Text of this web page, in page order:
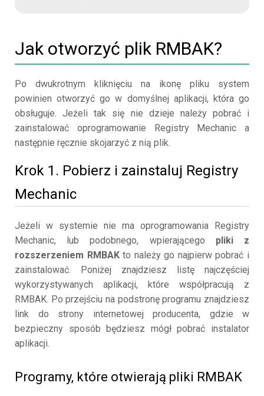
Jak otworzyć plik RMBAK?
Po dwukrotnym kliknięciu na ikonę pliku system
powinien otworzyć go w domyślnej aplikacji, która go
obsługuje. Jeżeli tak się nie dzieje należy pobrać i
zainstalować oprogramowanie Registry Mechanic a
następnie ręcznie skojarzyć z nią plik.
Krok 1. Pobierz i zainstaluj Registry
Mechanic
Jeżeli w systemie nie ma oprogramowania Registry
Mechanic, lub podobnego, wpierającego pliki z
rozszerzeniem RMBAKto należy go najpierw pobrać i
zainstalować. Poniżej znajdziesz listę najczęściej
wykorzystywanych aplikacji, które współpracują z
RMBAK. Po przejściu na podstronę programu znajdziesz
link do strony internetowej producenta, gdzie w
bezpieczny sposób będziesz mógł pobrać instalator
aplikacji.
Programy, które otwierają pliki RMBAK